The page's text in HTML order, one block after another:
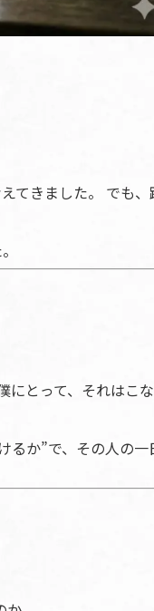
てきました。 でも、
にとって、それはこ
るか”で、その人の一